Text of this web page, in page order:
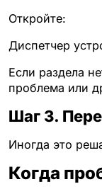
Откройте:
Диспетчер
Если раздела
проблема или
Шаг 3.
Иногда это
Когда